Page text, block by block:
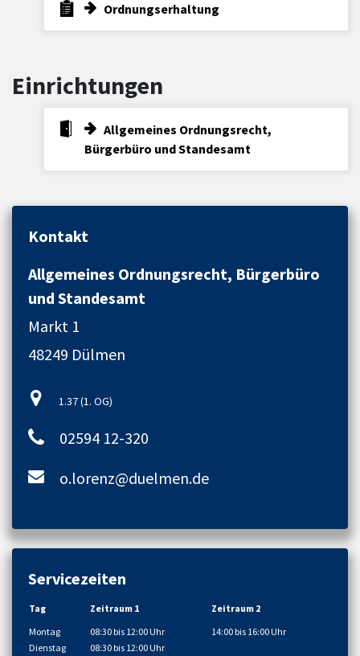
Ordnungserhaltung
Einrichtungen
Allgemeines Ordnungsrecht,
Bürgerbüro und Standesamt
Kontakt
Allgemeines Ordnungsrecht, Bürgerbüro
und Standesamt
Markt 1
48249 Dülmen
1.37 (1. OG)
02594 12-320
o.lorenz@duelmen.de
Servicezeiten
Tag Zeitraum 1
Zeitraum 2
Montag
08:30 bis 12:00 Uhr
14:00 bis 16:00 Uhr
Dienstag
08:30 bis 12:00 Uhr